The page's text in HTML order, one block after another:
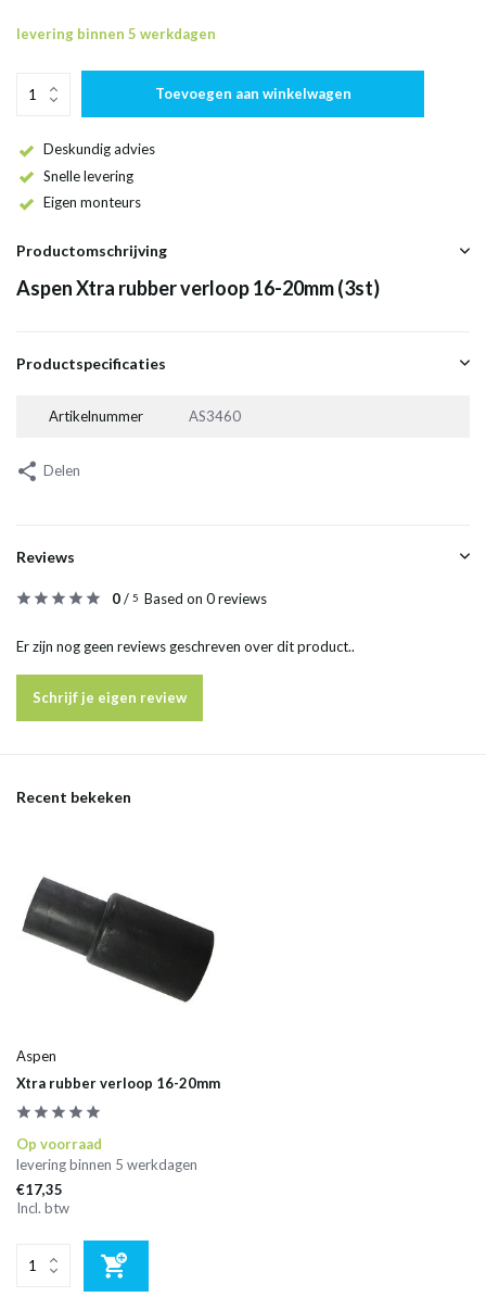
levering binnen 5 werkdagen
Toevoegen aan winkelwagen
Deskundig advies
Snelle levering
Eigen monteurs
Productomschrijving
Aspen Xtra rubber verloop 16-20mm (3st)
Productspecificaties
Artikelnummer AS3460
Delen
Reviews
0/ 5 Based on 0 reviews
Er zijn nog geen reviews geschreven over dit product..
Schrijf je eigen review
Recent bekeken
Aspen
Xtra rubber verloop 16-20mm
Op voorraad
levering binnen 5 werkdagen
€17,35
Incl. btw